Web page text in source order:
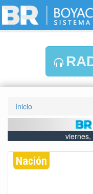
Inicio
Nación